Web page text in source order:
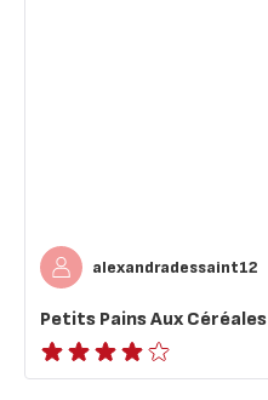
alexandradessaint12
Petits Pains Aux Céréales
Avis